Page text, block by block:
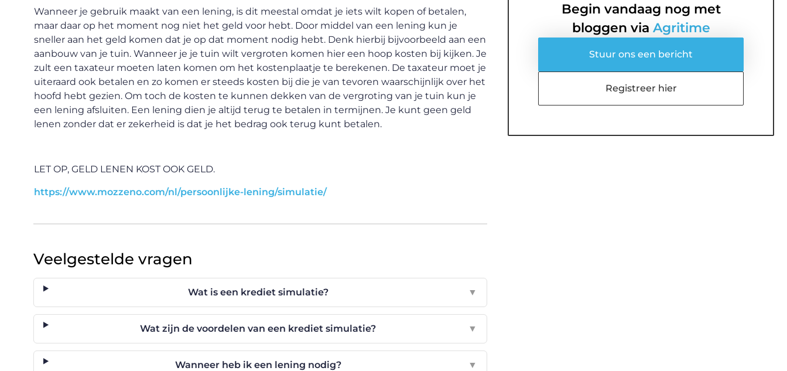
Wanneer je gebruik maakt van een lening, is dit meestal omdat je iets wilt kopen of betalen,
maar daar op het moment nog niet het geld voor hebt. Door middel van een lening kun je
sneller aan het geld komen dat je op dat moment nodig hebt. Denk hierbij bijvoorbeeld aan een
aanbouw van je tuin. Wanneer je je tuin wilt vergroten komen hier een hoop kosten bij kijken. Je
zult een taxateur moeten laten komen om het kostenplaatje te berekenen. De taxateur moet je
uiteraard ook betalen en zo komen er steeds kosten bij die je van tevoren waarschijnlijk over het
hoofd hebt gezien. Om toch de kosten te kunnen dekken van de vergroting van je tuin kun je
een lening afsluiten. Een lening dien je altijd terug te betalen in termijnen. Je kunt geen geld
lenen zonder dat er zekerheid is dat je het bedrag ook terug kunt betalen.
LET OP, GELD LENEN KOST OOK GELD.
https://www.mozzeno.com/nl/persoonlijke-lening/simulatie/
Veelgestelde vragen
Wat is een krediet simulatie? ▼
Wat zijn de voordelen van een krediet simulatie? ▼
Wanneer heb ik een lening nodig? ▼
Begin vandaag nog met
bloggen via Agritime
Stuur ons een bericht
Registreer hier